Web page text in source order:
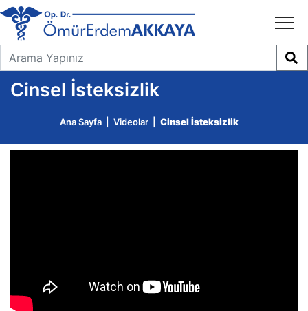
Cinsel İsteksizlik
Ana Sayfa| Videolar| Cinsel İsteksizlik